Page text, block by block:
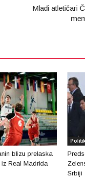
Mladi atletičari
blizu prelaska
Real Madrida
Srbiji